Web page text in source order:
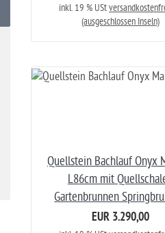
inkl. 19 % USt
(ausgeschlossen Inseln)
Quellstein Bachlauf Onyx
L86cm mit
Gartenbrunnen
EUR 3.290,00